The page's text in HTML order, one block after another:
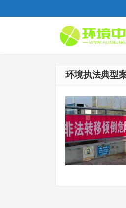
环境执法典型